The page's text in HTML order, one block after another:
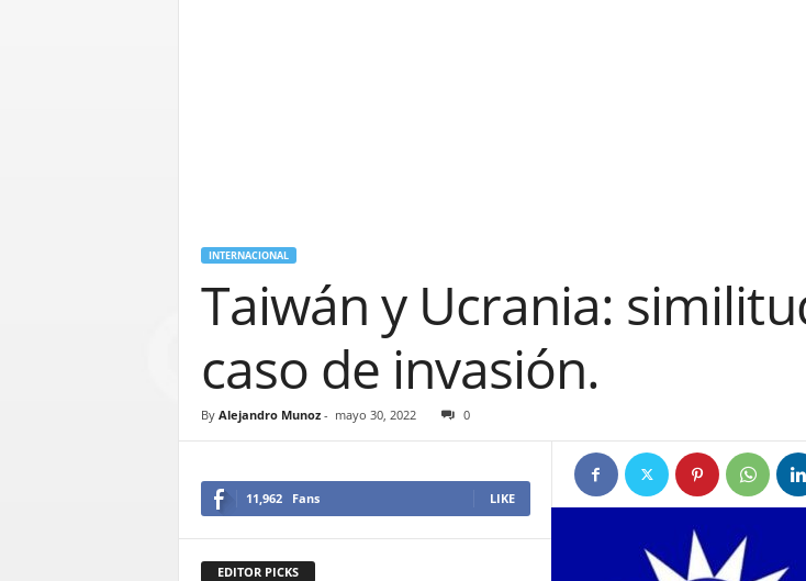
INTERNACIONAL
Taiwán y Ucrania:
caso de invasión.
By Alejandro Munoz- mayo 30, 2022 0
11,962 Fans LIKE
EDITOR PICKS